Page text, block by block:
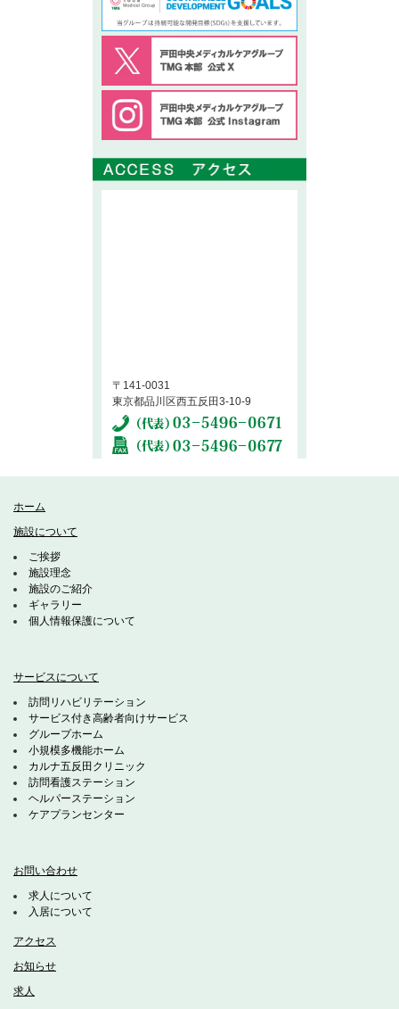
〒141-0031
東京都品川区西五反田3-10-9
ホーム
施設について
ご挨拶
施設理念
施設のご紹介
ギャラリー
個人情報保護について
サービスについて
訪問リハビリテーション
サービス付き高齢者向けサービス
グループホーム
小規模多機能ホーム
カルナ五反田クリニック
訪問看護ステーション
ヘルパーステーション
ケアプランセンター
お問い合わせ
求人について
入居について
アクセス
お知らせ
求人